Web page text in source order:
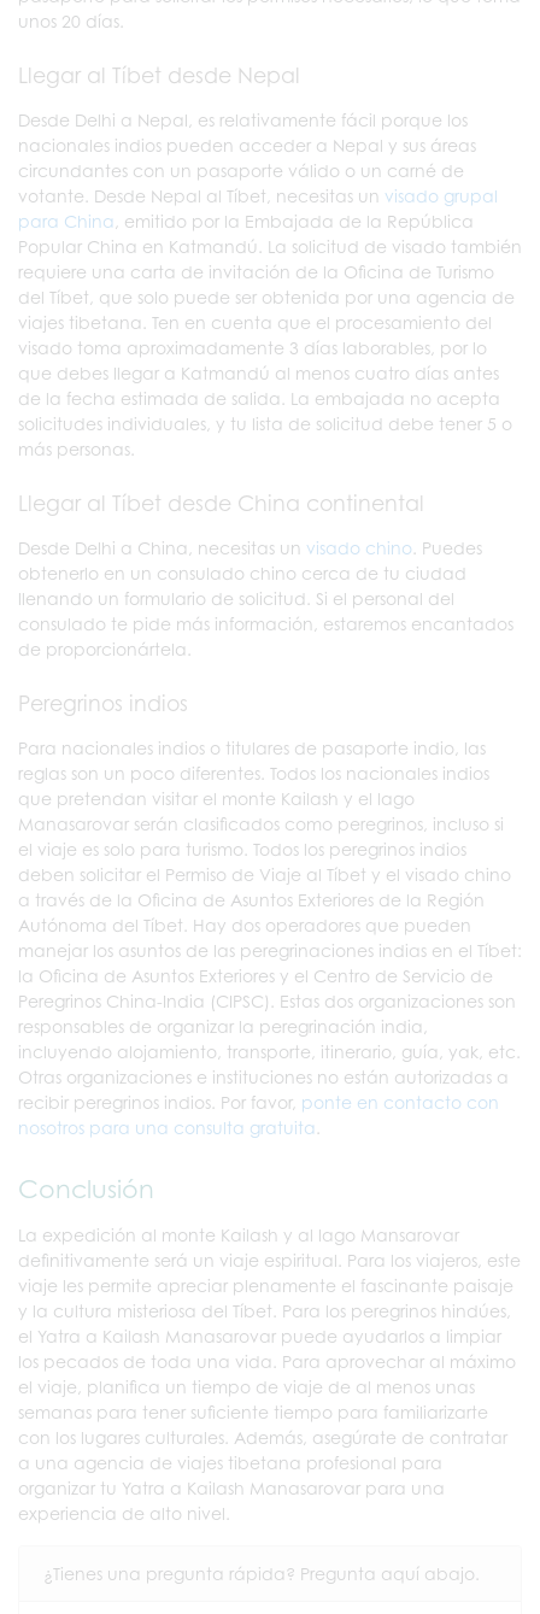
unos 20 días.
Llegar al Tíbet desde Nepal
Desde Delhi a Nepal, es relativamente fácil porque los
nacionales indios pueden acceder a Nepal y sus áreas
circundantes con un pasaporte válido o un carné de
votante. Desde Nepal al Tíbet, necesitas un visado grupal
para China, emitido por la Embajada de la República
Popular China en Katmandú. La solicitud de visado también
requiere una carta de invitación de la Oficina de Turismo
del Tíbet, que solo puede ser obtenida por una agencia de
viajes tibetana. Ten en cuenta que el procesamiento del
visado toma aproximadamente 3 días laborables, por lo
que debes llegar a Katmandú al menos cuatro días antes
de la fecha estimada de salida. La embajada no acepta
solicitudes individuales, y tu lista de solicitud debe tener 5 o
más personas.
Llegar al Tíbet desde China continental
Desde Delhi a China, necesitas un visado chino . Puedes
obtenerlo en un consulado chino cerca de tu ciudad
llenando un formulario de solicitud. Si el personal del
consulado te pide más información, estaremos encantados
de proporcionártela.
Peregrinos indios
Para nacionales indios o titulares de pasaporte indio, las
reglas son un poco diferentes. Todos los nacionales indios
que pretendan visitar el monte Kailash y el lago
Manasarovar serán clasificados como peregrinos, incluso si
el viaje es solo para turismo. Todos los peregrinos indios
deben solicitar el Permiso de Viaje al Tíbet y el visado chino
a través de la Oficina de Asuntos Exteriores de la Región
Autónoma del Tíbet. Hay dos operadores que pueden
manejar los asuntos de las peregrinaciones indias en el Tíbet:
la Oficina de Asuntos Exteriores y el Centro de Servicio de
Peregrinos China-India (CIPSC). Estas dos organizaciones son
responsables de organizar la peregrinación india,
incluyendo alojamiento, transporte, itinerario, guía, yak, etc.
Otras organizaciones e instituciones no están autorizadas a
recibir peregrinos indios. Por favor, ponte en contacto con
nosotros para una consulta gratuita
Conclusión
La expedición al monte Kailash y al lago Mansarovar
definitivamente será un viaje espiritual. Para los viajeros, este
viaje les permite apreciar plenamente el fascinante paisaje
y la cultura misteriosa del Tíbet. Para los peregrinos hindúes,
el Yatra a Kailash Manasarovar puede ayudarlos a limpiar
los pecados de toda una vida. Para aprovechar al máximo
el viaje, planifica un tiempo de viaje de al menos unas
semanas para tener suficiente tiempo para familiarizarte
con los lugares culturales. Además, asegúrate de contratar
a una agencia de viajes tibetana profesional para
organizar tu Yatra a Kailash Manasarovar para una
experiencia de alto nivel.
¿Tienes una pregunta rápida? Pregunta aquí abajo.